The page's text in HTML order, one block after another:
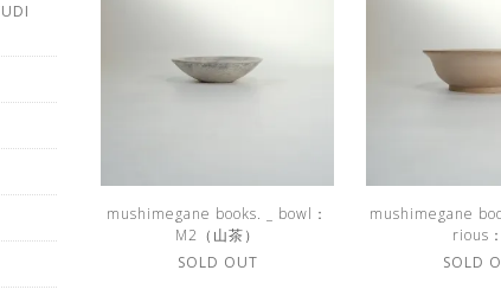
mushimegane books. _ bowl：
M2（山茶）
SOLD OUT
mushimegane
rious
SOLD